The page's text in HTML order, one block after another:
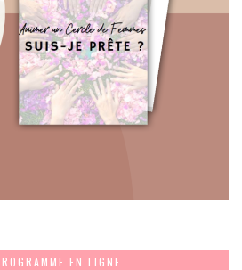
EN LIGNE